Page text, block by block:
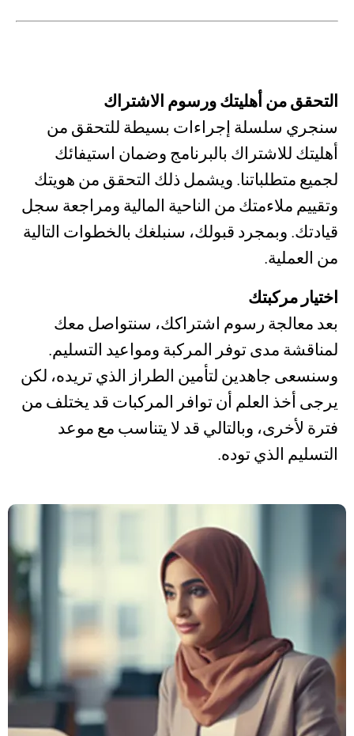
التحقق من أهليتك ورسوم الاشتراك
سنجري سلسلة إجراءات بسيطة للتحقق من
أهليتك للاشتراك بالبرنامج وضمان استيفائك
لجميع متطلباتنا. ويشمل ذلك التحقق من هويتك
وتقييم ملاءمتك من الناحية المالية ومراجعة سجل
قيادتك. وبمجرد قبولك، سنبلغك بالخطوات التالية
من العملية.
اختيار مركبتك
بعد معالجة رسوم اشتراكك، سنتواصل معك
لمناقشة مدى توفر المركبة ومواعيد التسليم.
وسنسعى جاهدين لتأمين الطراز الذي تريده، لكن
يرجى أخذ العلم أن توافر المركبات قد يختلف من
فترة لأخرى، وبالتالي قد لا يتناسب مع موعد
التسليم الذي توده.